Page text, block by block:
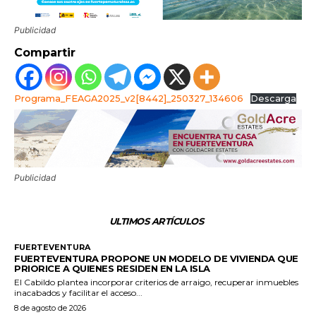
Publicidad
Compartir
Programa_FEAGA2025_v2[8442]_250327_134606 Descarga
Publicidad
ULTIMOS ARTÍCULOS
FUERTEVENTURA
FUERTEVENTURA PROPONE UN MODELO DE VIVIENDA QUE
PRIORICE A QUIENES RESIDEN EN LA ISLA
El Cabildo plantea incorporar criterios de arraigo, recuperar inmuebles
inacabados y facilitar el acceso...
8 de agosto de 2026